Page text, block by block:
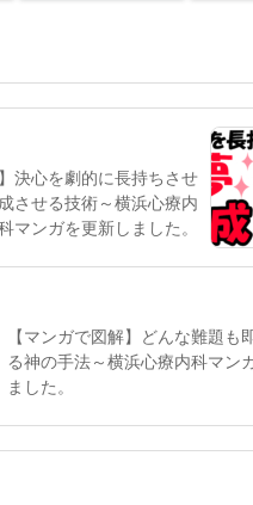
決心を劇的に長持ちさせ
させる技術～横浜心療内
マンガを更新しました。
【マンガで図解】どんな難題も
る神の手法～横浜心療内科マン
ました。